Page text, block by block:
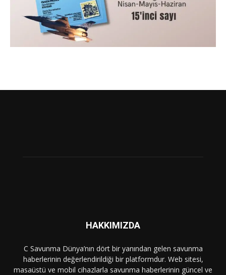
HAKKIMIZDA
C Savunma Dünya’nın dört bir yanından gelen savunma
haberlerinin değerlendirildiği bir platformdur. Web sitesi,
masaüstü ve mobil cihazlarla savunma haberlerinin güncel ve